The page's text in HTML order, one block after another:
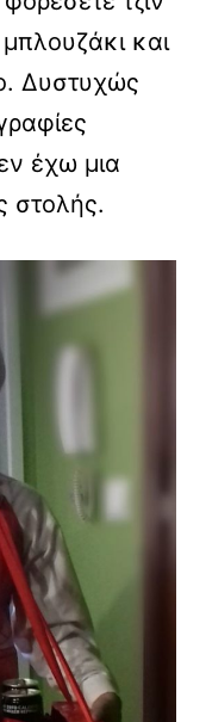
και
Δυστυχώς
έχω μια
στολής.